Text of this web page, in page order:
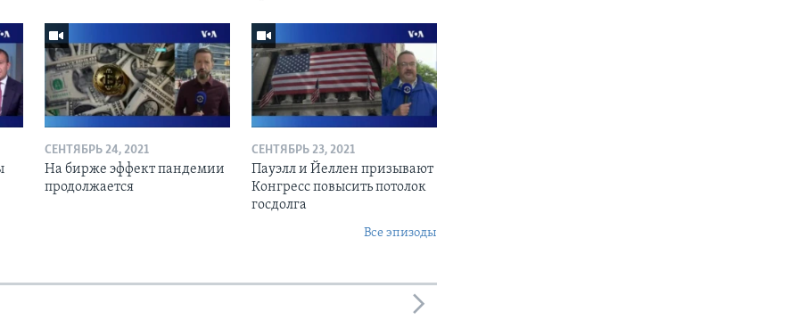
СЕНТЯБРЬ 24, 2021
На бирже эффект пандемии
продолжается
СЕНТЯБРЬ 23, 2021
Пауэлл и Йеллен призывают
Конгресс повысить потолок
госдолга
Все эпизоды